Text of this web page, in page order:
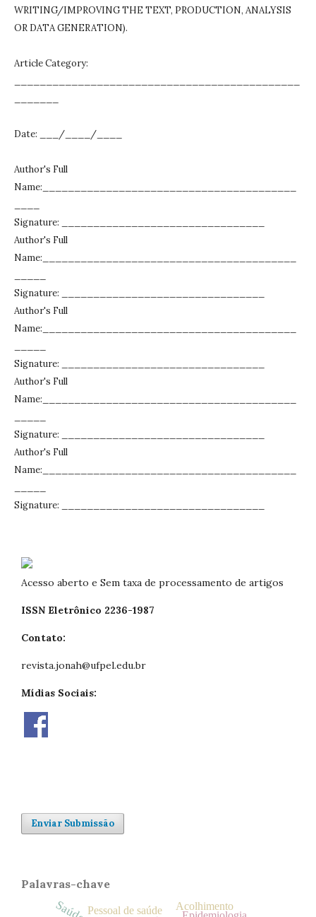
WRITING/IMPROVING THE TEXT, PRODUCTION, ANALYSIS
OR DATA GENERATION).
Article Category:
Date: ___/____/____
Author's Full
Name:________________________________________
Signature: ________________________________
Author's Full
Name:________________________________________
Signature: ________________________________
Author's Full
Name:________________________________________
Signature: ________________________________
Author's Full
Name:________________________________________
Signature: ________________________________
Author's Full
Name:________________________________________
Signature: ________________________________
Acesso aberto e Sem taxa de processamento de artigos
ISSN Eletrônico 2236-1987
Contato:
revista.jonah@ufpel.edu.br
Mídias Sociais:
Enviar Submissão
Palavras-chave
Pessoal de saúde Acolhimento